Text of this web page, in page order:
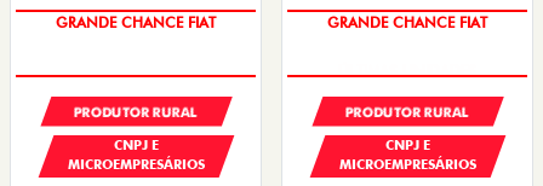
GRANDE CHANCE FIAT
PRODUTOR RURAL
CNPJ E
MICROEMPRESÁRIOS
GRANDE CHANCE FIAT
PRODUTOR RURAL
CNPJ E
MICROEMPRESÁRIOS